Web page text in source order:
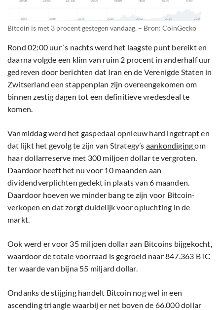
Bitcoin is met 3 procent gestegen vandaag. – Bron: CoinGecko
Rond 02:00 uur ‘s nachts werd het laagste punt bereikt en
daarna volgde een klim van ruim 2 procent in anderhalf uur
gedreven door berichten dat Iran en de Verenigde Staten in
Zwitserland een stappenplan zijn overeengekomen om
binnen zestig dagen tot een definitieve vredesdeal te
komen.
Vanmiddag werd het gaspedaal opnieuw hard ingetrapt en
dat lijkt het gevolg te zijn van Strategy’s aankondigingom
haar dollarreserve met 300 miljoen dollar te vergroten.
Daardoor heeft het nu voor 10 maanden aan
dividendverplichten gedekt in plaats van 6 maanden.
Daardoor hoeven we minder bang te zijn voor Bitcoin-
verkopen en dat zorgt duidelijk voor opluchting in de
markt.
Ook werd er voor 35 miljoen dollar aan Bitcoins bijgekocht,
waardoor de totale voorraad is gegroeid naar 847.363 BTC
ter waarde van bijna 55 miljard dollar.
Ondanks de stijging handelt Bitcoin nog wel in een
ascending triangle waarbij er net boven de 66.000 dollar